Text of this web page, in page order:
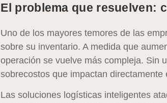
El problema que resuelven:
Uno de los mayores temores de las
sobre su inventario. A medida que
operación se vuelve más compleja. Sin
sobrecostos que impactan directamente
Las soluciones logísticas inteligentes